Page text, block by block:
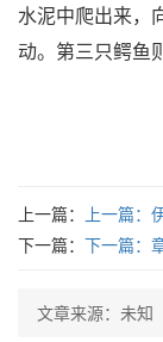
水泥中爬出来，
动。第三只鳄鱼
上一篇： 上一篇：
下一篇： 下一篇：
文章来源：未知